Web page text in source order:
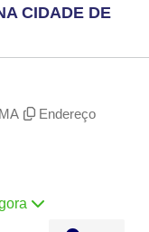
CIDADE DE
Endereço